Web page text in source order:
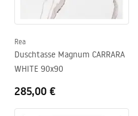
Rea
Duschtasse Magnum CARRARA
WHITE 90x90
285,00 €